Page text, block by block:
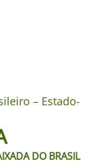
– Estado-
DO BRASIL